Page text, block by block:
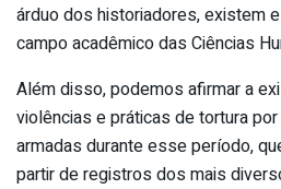
árduo dos historiadores, existem
campo acadêmico das Ciências
Além disso, podemos afirmar a
violências e práticas de tortura
armadas durante esse período,
partir de registros dos mais